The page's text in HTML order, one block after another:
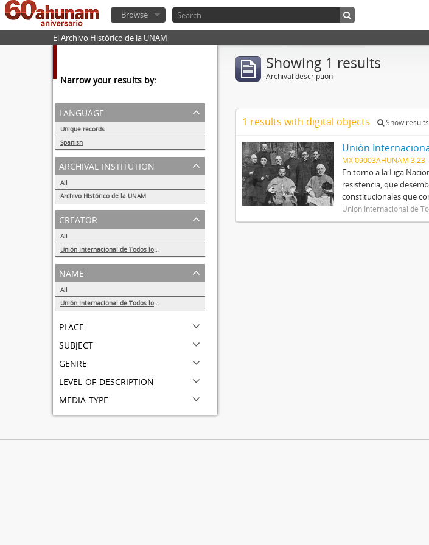
Browse
El Archivo Histórico de la UNAM
Narrow your results by:
language
Unique records
Spanish
1
archival institution
All
Archivo Histórico de la UNAM
1
creator
All
Unión Internacional de Todos los Amigos (VITA-México)
1
name
All
Unión Internacional de Todos los Amigos (VITA-México)
place
subject
genre
level of description
media type
Showing 1 results
Archival description
1 results with digital objects Show
Unión
MX 09003AHUNAM 3.23
En torno a la Liga
resistencia, que
constitucionales que
Unión Internacional de